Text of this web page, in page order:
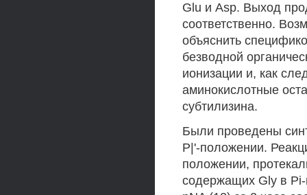
Glu и Asp. Выход
соответственно.
объяснить
безводной
ионизации и, как
аминокислотные
субтилизина.
Были проведены
Р|'-положении.
положении,
содержащих Gly в